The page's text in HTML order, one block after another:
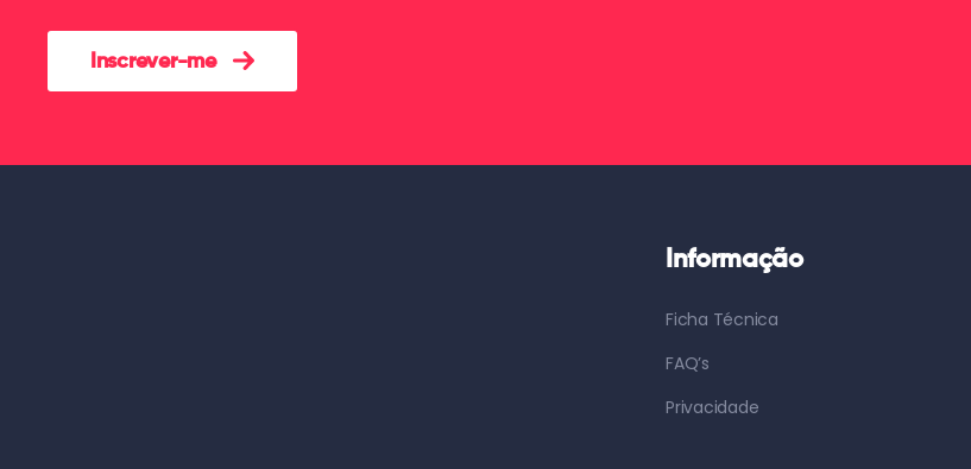
Informação
Ficha Técnica
FAQ’s
Privacidade